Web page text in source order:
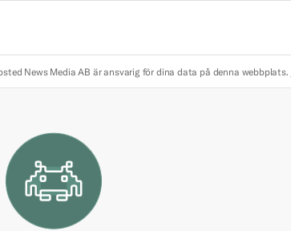
News Media AB är ansvarig för dina data på denna webbplats.